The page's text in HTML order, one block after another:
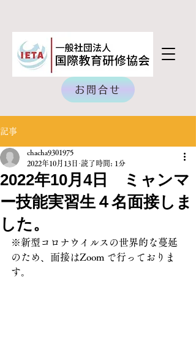
お問合せ
記事
2022年10月4日 ミャンマ
ー技能実習生４名面接しま
した。
chacha9301975
2022年10月13日 読了時間: 1分
※新型コロナウイルスの世界的な蔓延
のため、面接はZoom で行っておりま
す。